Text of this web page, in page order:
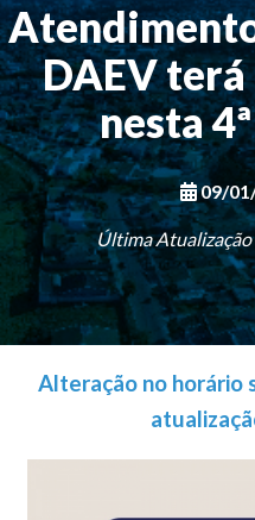
DAEV
nesta
09/
Última
Alteração no horário